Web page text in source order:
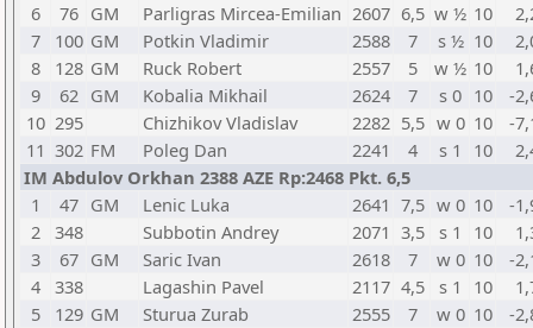
6
76 GM Parligras Mircea-Emilian 2607 6,5 w ½ 10
7
100 GM Potkin Vladimir 2588 7 s ½ 10
8
128 GM Ruck Robert 2557 5 w ½ 10
9
62 GM Kobalia Mikhail 2624 7 s 0 10
-
10 295 Chizhikov Vladislav 2282 5,5 w 0 10
-
11 302 FM Poleg Dan 2241 4 s 1 10
IM Abdulov Orkhan 2388 AZE Rp:2468 Pkt. 6,5
1
47 GM Lenic Luka 2641 7,5 w 0 10
-
2 348 Subbotin Andrey 2071 3,5 s 1 10
3
67 GM Saric Ivan 2618 7 w 0 10
-
4 338 Lagashin Pavel 2117 4,5 s 1 10
5
129 GM Sturua Zurab 2555 7 w 0 10 -